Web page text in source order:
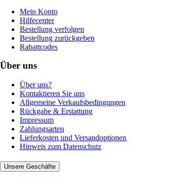
Mein Konto
Hilfecenter
Bestellung verfolgen
Bestellung zurückgeben
Rabattcodes
Über uns
Über uns?
Kontaktieren Sie uns
Allgemeine Verkaufsbedingungen
Rückgabe & Erstattung
Impressum
Zahlungsarten
Lieferkosten und Versandoptionen
Hinweis zum Datenschutz
Unsere Geschäfte